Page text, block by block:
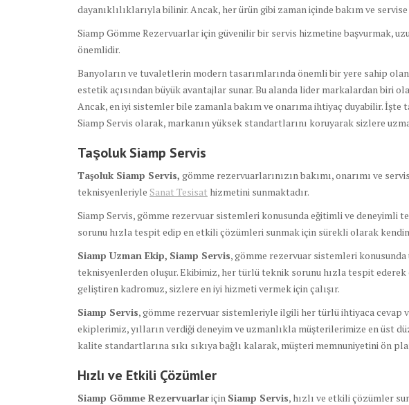
dayanıklılıklarıyla bilinir. Ancak, her ürün gibi zaman içinde bakım ve
Siamp Gömme Rezervuarlar için güvenilir bir servis hizmetine başvurmak,
önemlidir.
Banyoların ve tuvaletlerin modern tasarımlarında önemli bir yere sahip
estetik açısından büyük avantajlar sunar. Bu alanda lider markalardan biri
Ancak, en iyi sistemler bile zamanla bakım ve onarıma ihtiyaç duyabilir. İşte
Siamp Servis olarak, markanın yüksek standartlarını koruyarak sizlere
Taşoluk Siamp Servis
Taşoluk Siamp Servis, gömme rezervuarlarınızın bakımı, onarımı ve
teknisyenleriyle Sanat Tesisat hizmetini sunmaktadır.
Siamp Servis, gömme rezervuar sistemleri konusunda eğitimli ve deneyimli
sorunu hızla tespit edip en etkili çözümleri sunmak için sürekli olarak
Siamp Uzman Ekip, Siamp Servis, gömme rezervuar sistemleri
teknisyenlerden oluşur. Ekibimiz, her türlü teknik sorunu hızla tespit
geliştiren kadromuz, sizlere en iyi hizmeti vermek için çalışır.
Siamp Servis, gömme rezervuar sistemleriyle ilgili her türlü ihtiyaca cevap
ekiplerimiz, yılların verdiği deneyim ve uzmanlıkla müşterilerimize en üst
kalite standartlarına sıkı sıkıya bağlı kalarak, müşteri memnuniyetini ön
Hızlı ve Etkili Çözümler
Siamp Gömme Rezervuarlariçin Siamp Servis, hızlı ve etkili çözümler